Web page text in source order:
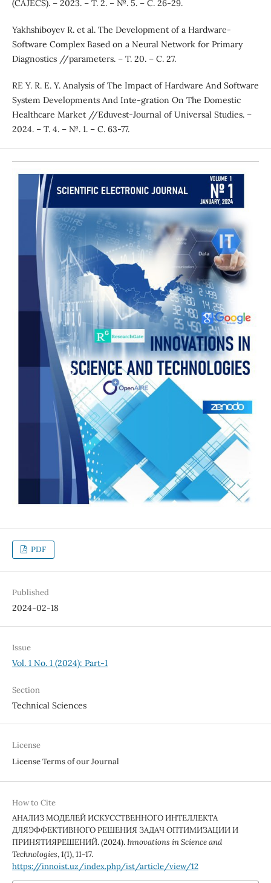
(CAJECS). – 2023. – Т. 2. – №. 5. – С. 26-29.
Yakhshiboyev R. et al. The Development of a Hardware-
Software Complex Based on a Neural Network for Primary
Diagnostics //parameters. – Т. 20. – С. 27.
RE Y. R. E. Y. Analysis of The Impact of Hardware And Software
System Developments And Inte-gration On The Domestic
Healthcare Market //Eduvest-Journal of Universal Studies. –
2024. – Т. 4. – №. 1. – С. 63-77.
PDF
Published
2024-02-18
Issue
Vol. 1 No. 1 (2024): Part-1
Section
Technical Sciences
License
License Terms of our Journal
How to Cite
АНАЛИЗ МОДЕЛЕЙ ИСКУССТВЕННОГО ИНТЕЛЛЕКТА
ДЛЯЭФФЕКТИВНОГО РЕШЕНИЯ ЗАДАЧ ОПТИМИЗАЦИИ И
ПРИНЯТИЯРЕШЕНИЙ. (2024).Innovations in Science and
Technologies,1(1), 11-17.
https://innoist.uz/index.php/ist/article/view/12